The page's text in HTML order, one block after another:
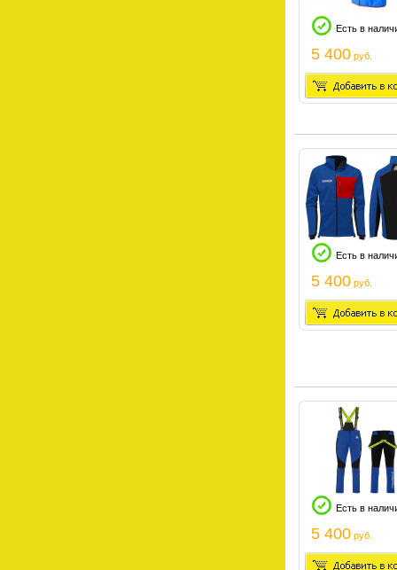
Есть в
5 400 руб.
Есть в
5 400 руб.
Есть в
5 400 руб.